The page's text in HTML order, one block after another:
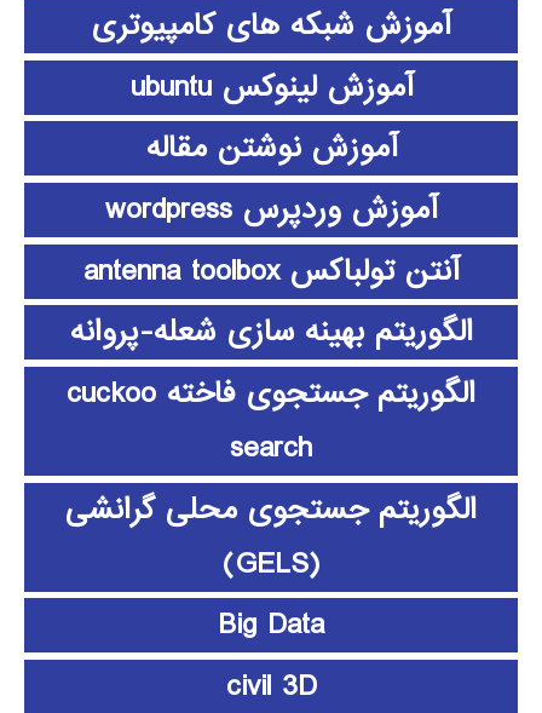
آموزش شبکه های کامپیوتری
آموزش لینوکس ubuntu
آموزش نوشتن مقاله
آموزش وردپرس wordpress
آنتن تولباکس antenna toolbox
الگوریتم بهینه سازی شعله-پروانه
الگوریتم جستجوی فاخته cuckoo
search
الگوریتم جستجوی محلی گرانشی
(GELS)
Big Data
civil 3D